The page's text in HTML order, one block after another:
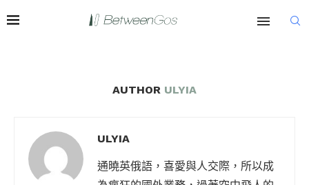
AUTHOR ULYIA
ULYIA
通曉英俄語，喜愛與人交際，所以成